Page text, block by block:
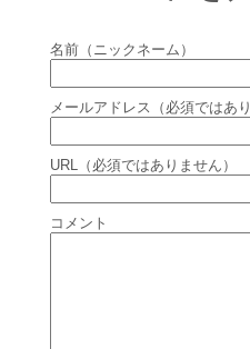
名前（ニックネーム）
メールアドレス（必須ではあり
URL（必須ではありません）
コメント